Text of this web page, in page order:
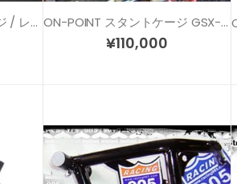
IMPAKTECH スタントケージ / レースアーマー リペアスライダー ON-POINT スタントケージ GSX-R600/750 (11-22)
¥110,000